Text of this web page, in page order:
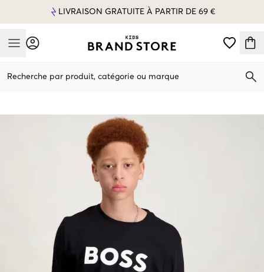
LIVRAISON GRATUITE À PARTIR DE 69 €
Mobile Menu
Recherche par produit, catégorie ou marque